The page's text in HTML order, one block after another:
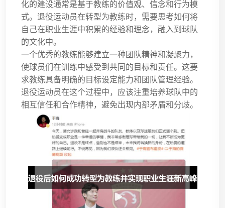
化的建设通常是基于教练的价值观、信念和行为模
式。退役运动员在转型为教练时，需要思考如何将
自己在职业生涯中积累的经验和理念，融入到球队
的文化中。
一个优秀的教练能够建立一种团队精神和凝聚力，
使球员们在训练中感受到共同的目标和责任。这要
求教练具备明确的目标设定能力和团队管理经验。
退役运动员在这个过程中，应该注重培养球队中的
相互信任和合作精神，避免出现内部矛盾和分歧。